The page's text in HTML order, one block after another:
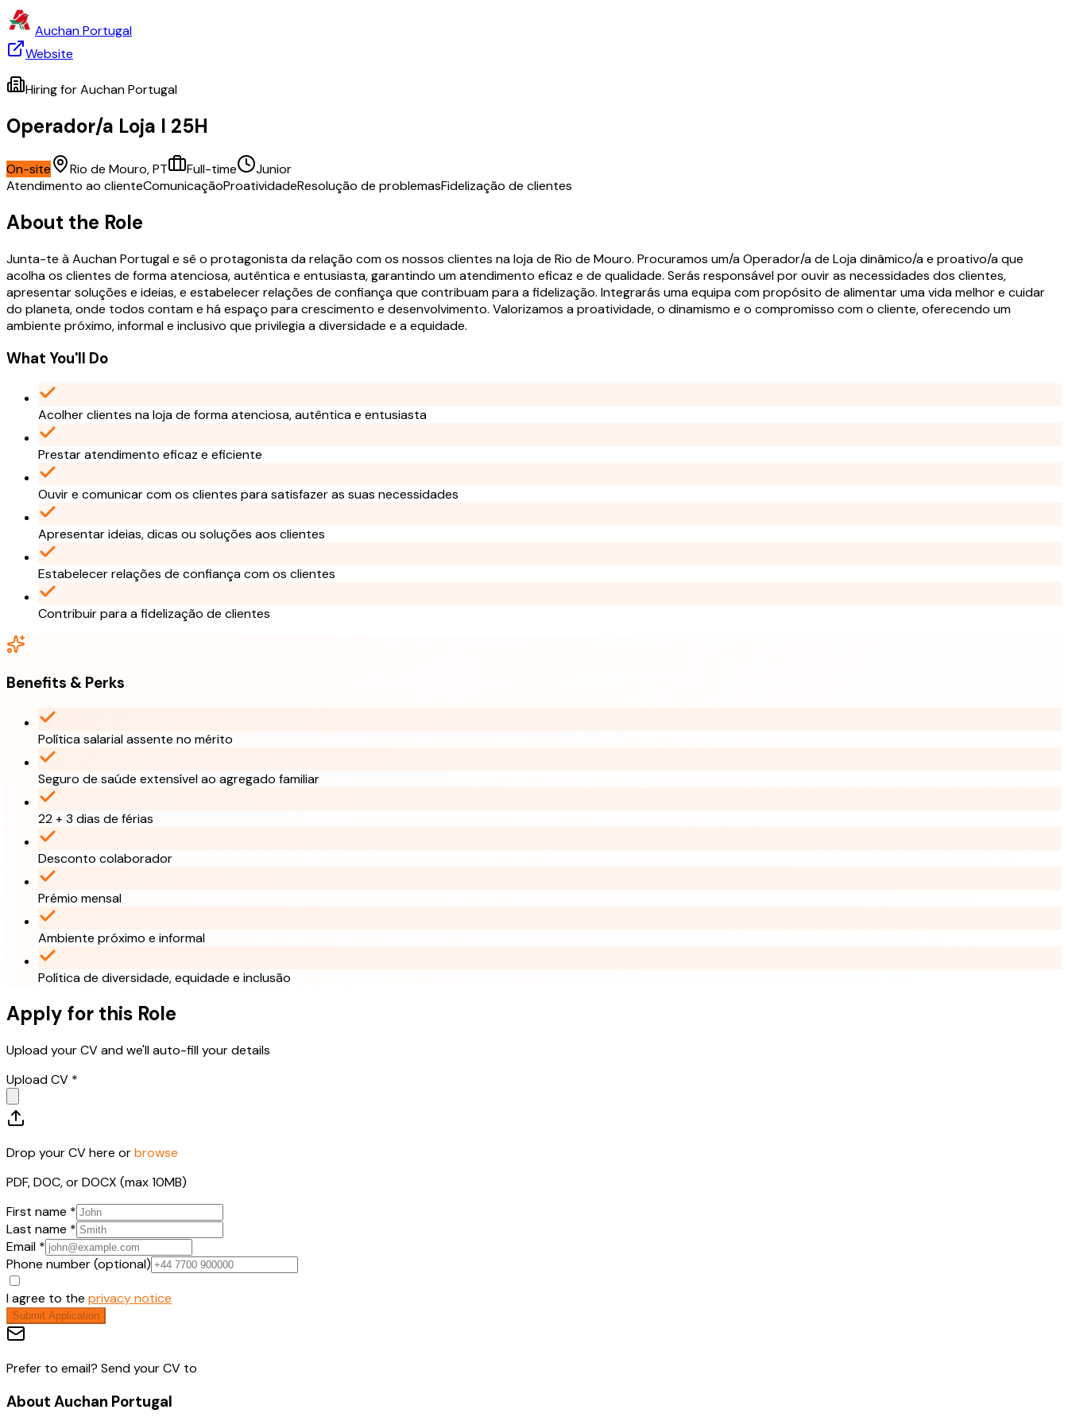
Auchan Portugal
Website
Hiring forAuchan Portugal
Operador/a Loja I 25H
On-site Rio de Mouro, PT Full-time
Junior
Atendimento ao clienteComunicaçãoProatividadeResolução de problemasFidelização de clientes
About the Role
Junta-te à Auchan Portugal e sê o protagonista da relação com os nossos clientes na loja de Rio de Mouro. Procuramos um/a Operador/a de Loja dinâmico/a e proativo/a que
acolha os clientes de forma atenciosa, autêntica e entusiasta, garantindo um atendimento eficaz e de qualidade. Serás responsável por ouvir as necessidades dos clientes,
apresentar soluções e ideias, e estabelecer relações de confiança que contribuam para a fidelização. Integrarás uma equipa com propósito de alimentar uma vida melhor e cuidar
do planeta, onde todos contam e há espaço para crescimento e desenvolvimento. Valorizamos a proatividade, o dinamismo e o compromisso com o cliente, oferecendo um
ambiente próximo, informal e inclusivo que privilegia a diversidade e a equidade.
What You'll Do
Acolher clientes na loja de forma atenciosa, autêntica e entusiasta
Prestar atendimento eficaz e eficiente
Ouvir e comunicar com os clientes para satisfazer as suas necessidades
Apresentar ideias, dicas ou soluções aos clientes
Estabelecer relações de confiança com os clientes
Contribuir para a fidelização de clientes
Benefits & Perks
Política salarial assente no mérito
Seguro de saúde extensível ao agregado familiar
22 + 3 dias de férias
Desconto colaborador
Prémio mensal
Ambiente próximo e informal
Política de diversidade, equidade e inclusão
Apply for this Role
Upload your CV and we'll auto-fill your details
Upload CV *
Drop your CV here orbrowse
PDF, DOC, or DOCX (max 10MB)
First name *
Last name *
Email *
Phone number (optional)
I agree to the privacy notice
Submit Application
Prefer to email? Send your CV to
About Auchan Portugal